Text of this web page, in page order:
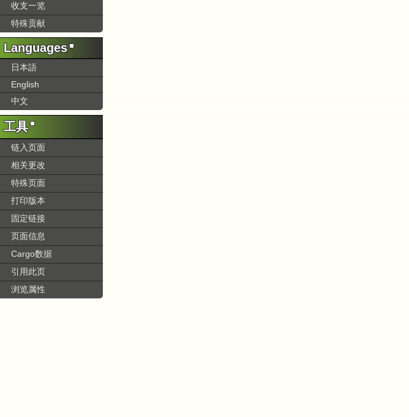
收支一览
特殊贡献
Languages
日本語
English
中文
工具
链入页面
相关更改
特殊页面
打印版本
固定链接
页面信息
Cargo数据
引用此页
浏览属性